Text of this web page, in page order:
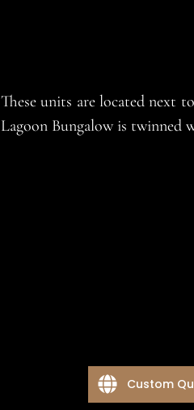
These units are located next
Lagoon Bungalow is twinned
Custom